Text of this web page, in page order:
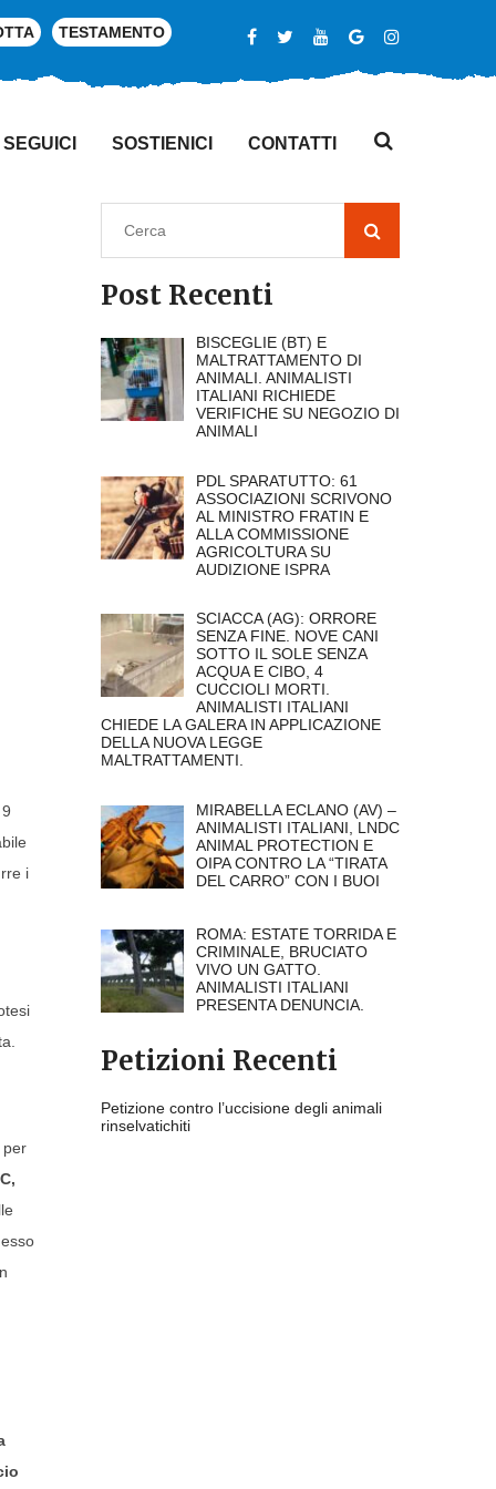
TESTAMENTO
SEGUICI SOSTIENICI CONTATTI
i
per
Post Recenti
BISCEGLIE (BT) E
MALTRATTAMENTO DI
ANIMALI. ANIMALISTI
ITALIANI RICHIEDE
VERIFICHE SU NEGOZIO DI
ANIMALI
PDL SPARATUTTO: 61
ASSOCIAZIONI SCRIVONO
AL MINISTRO FRATIN E
ALLA COMMISSIONE
AGRICOLTURA SU
AUDIZIONE ISPRA
SCIACCA (AG): ORRORE
SENZA FINE. NOVE CANI
SOTTO IL SOLE SENZA
ACQUA E CIBO, 4
CUCCIOLI MORTI.
ANIMALISTI ITALIANI
CHIEDE LA GALERA IN APPLICAZIONE
DELLA NUOVA LEGGE
MALTRATTAMENTI.
MIRABELLA ECLANO (AV) –
ANIMALISTI ITALIANI, LNDC
ANIMAL PROTECTION E
OIPA CONTRO LA “TIRATA
DEL CARRO” CON I BUOI
ROMA: ESTATE TORRIDA E
CRIMINALE, BRUCIATO
VIVO UN GATTO.
ANIMALISTI ITALIANI
PRESENTA DENUNCIA.
Petizioni Recenti
Petizione contro l’uccisione degli animali
rinselvatichiti